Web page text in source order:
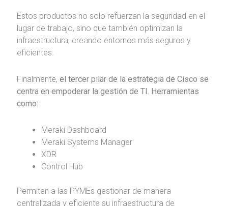
Estos productos no solo refuerzan la seguridad en el
lugar de trabajo, sino que también optimizan la
infraestructura, creando entornos más seguros y
eficientes.
Finalmente, el tercer pilar de la estrategia de Cisco se
centra en empoderar la gestión de TI. Herramientas
como:
Meraki Dashboard
Meraki Systems Manager
XDR
Control Hub
Permiten a las PYMEs gestionar de manera
centralizada y eficiente su infraestructura de